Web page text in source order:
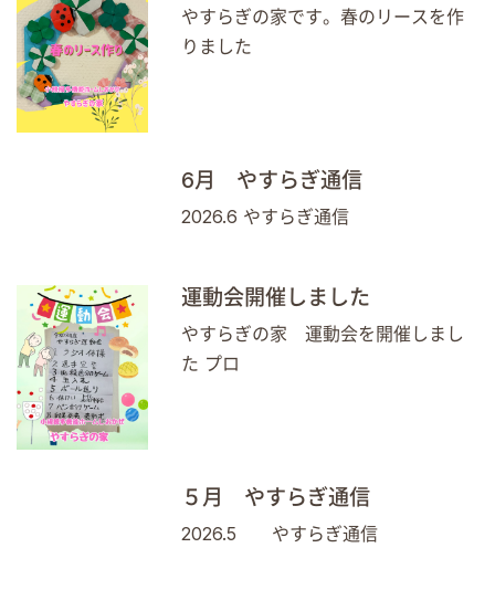
やすらぎの家です。春のリースを作
りました
6月 やすらぎ通信
2026.6 やすらぎ通信
運動会開催しました
やすらぎの家 運動会を開催しまし
た プロ
５月 やすらぎ通信
2026.5 やすらぎ通信